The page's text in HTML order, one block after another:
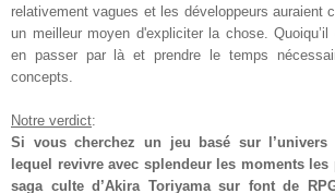
relativement vagues et les développeurs auraient
un meilleur moyen d'expliciter la chose.
en passer par là et prendre le temps
concepts.
Notre verdict:
Si vous cherchez un jeu basé sur
lequel revivre avec splendeur les moments
saga culte d’Akira Toriyama sur font de